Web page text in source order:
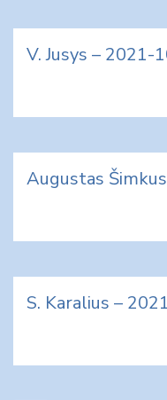
V. Jusys – 2021-
Augustas
S. Karalius –